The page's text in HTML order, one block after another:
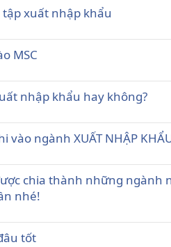
xuất nhập khẩu
MSC
nhập khẩu hay không?
vào ngành XUẤT NHẬP
chia thành những ngành
nhé!
tốt